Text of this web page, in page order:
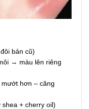
bản cũ)
→ màu lên riêng
hơn – căng
+ cherry oil)